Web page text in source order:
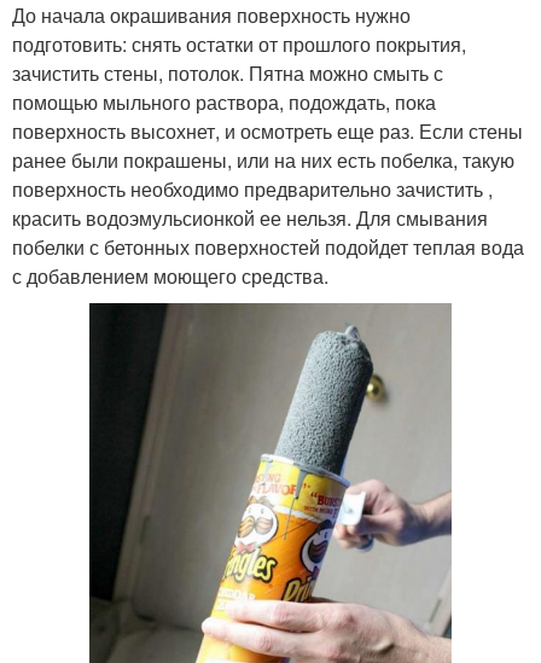
До начала окрашивания поверхность нужно
подготовить: снять остатки от прошлого покрытия,
зачистить стены, потолок. Пятна можно смыть с
помощью мыльного раствора, подождать, пока
поверхность высохнет, и осмотреть еще раз. Если стены
ранее были покрашены, или на них есть побелка, такую
поверхность необходимо предварительно зачистить ,
красить водоэмульсионкой ее нельзя. Для смывания
побелки с бетонных поверхностей подойдет теплая вода
с добавлением моющего средства.